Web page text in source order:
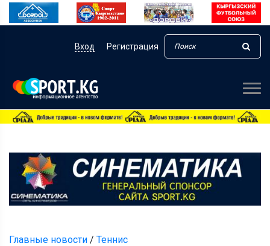
Вход Регистрация
Главные новости / Теннис